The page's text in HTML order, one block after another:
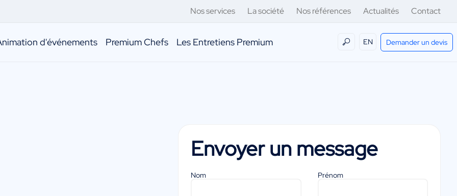
Nos services La société Nos références Actualités Contact
d'événements Premium Chefs Les Entretiens Premium EN Demander un devis
Envoyer un message
Nom Prénom